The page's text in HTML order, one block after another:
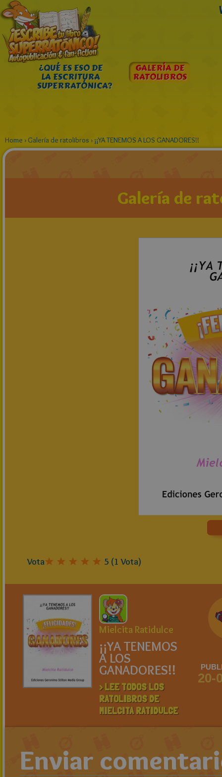
¿QUÉ ES ESO DE
LA ESCRITURA
SUPERRATÓNICA?
GALERÍA DE
RATOLIBROS
Home › Galería de ratolibros › ¡¡YA TENEMOS A LOS GANADORES!!
Galería de
Vota 5 (1 Vota)
Mielcita Ratidulce
¡¡YA TENEMOS
A LOS
GANADORES!!
> LEE TODOS LOS
RATOLIBROS DE
MIELCITA RATIDULCE
20-
Enviar